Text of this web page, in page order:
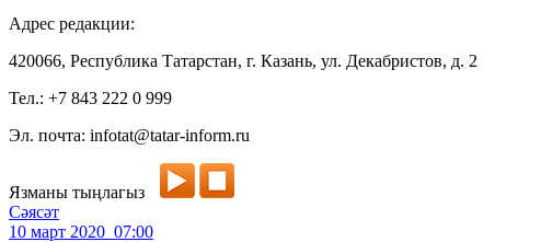
Адрес редакции:
420066, Республика Татарстан, г. Казань, ул. Декабристов, д. 2
Тел.: +7 843 222 0 999
Эл. почта: infotat@tatar-inform.ru
Язманы тыңлагыз
Сәясәт
10 март 2020 07:00